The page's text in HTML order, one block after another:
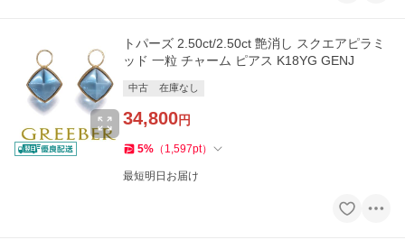
トパーズ 2.50ct/2.50ct 艶消し スクエアピラミ
ッド 一粒 チャーム ピアス K18YG GENJ
中古 在庫なし
34,800円
5% （ 1,597pt）
最短明日お届け